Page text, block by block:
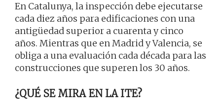
En Catalunya, la inspección debe ejecutarse
cada diez años para edificaciones con una
antigüedad superior a cuarenta y cinco
años. Mientras que en Madrid y Valencia, se
obliga a una evaluación cada década para las
construcciones que superen los 30 años.
¿QUÉ SE MIRA EN LA ITE?